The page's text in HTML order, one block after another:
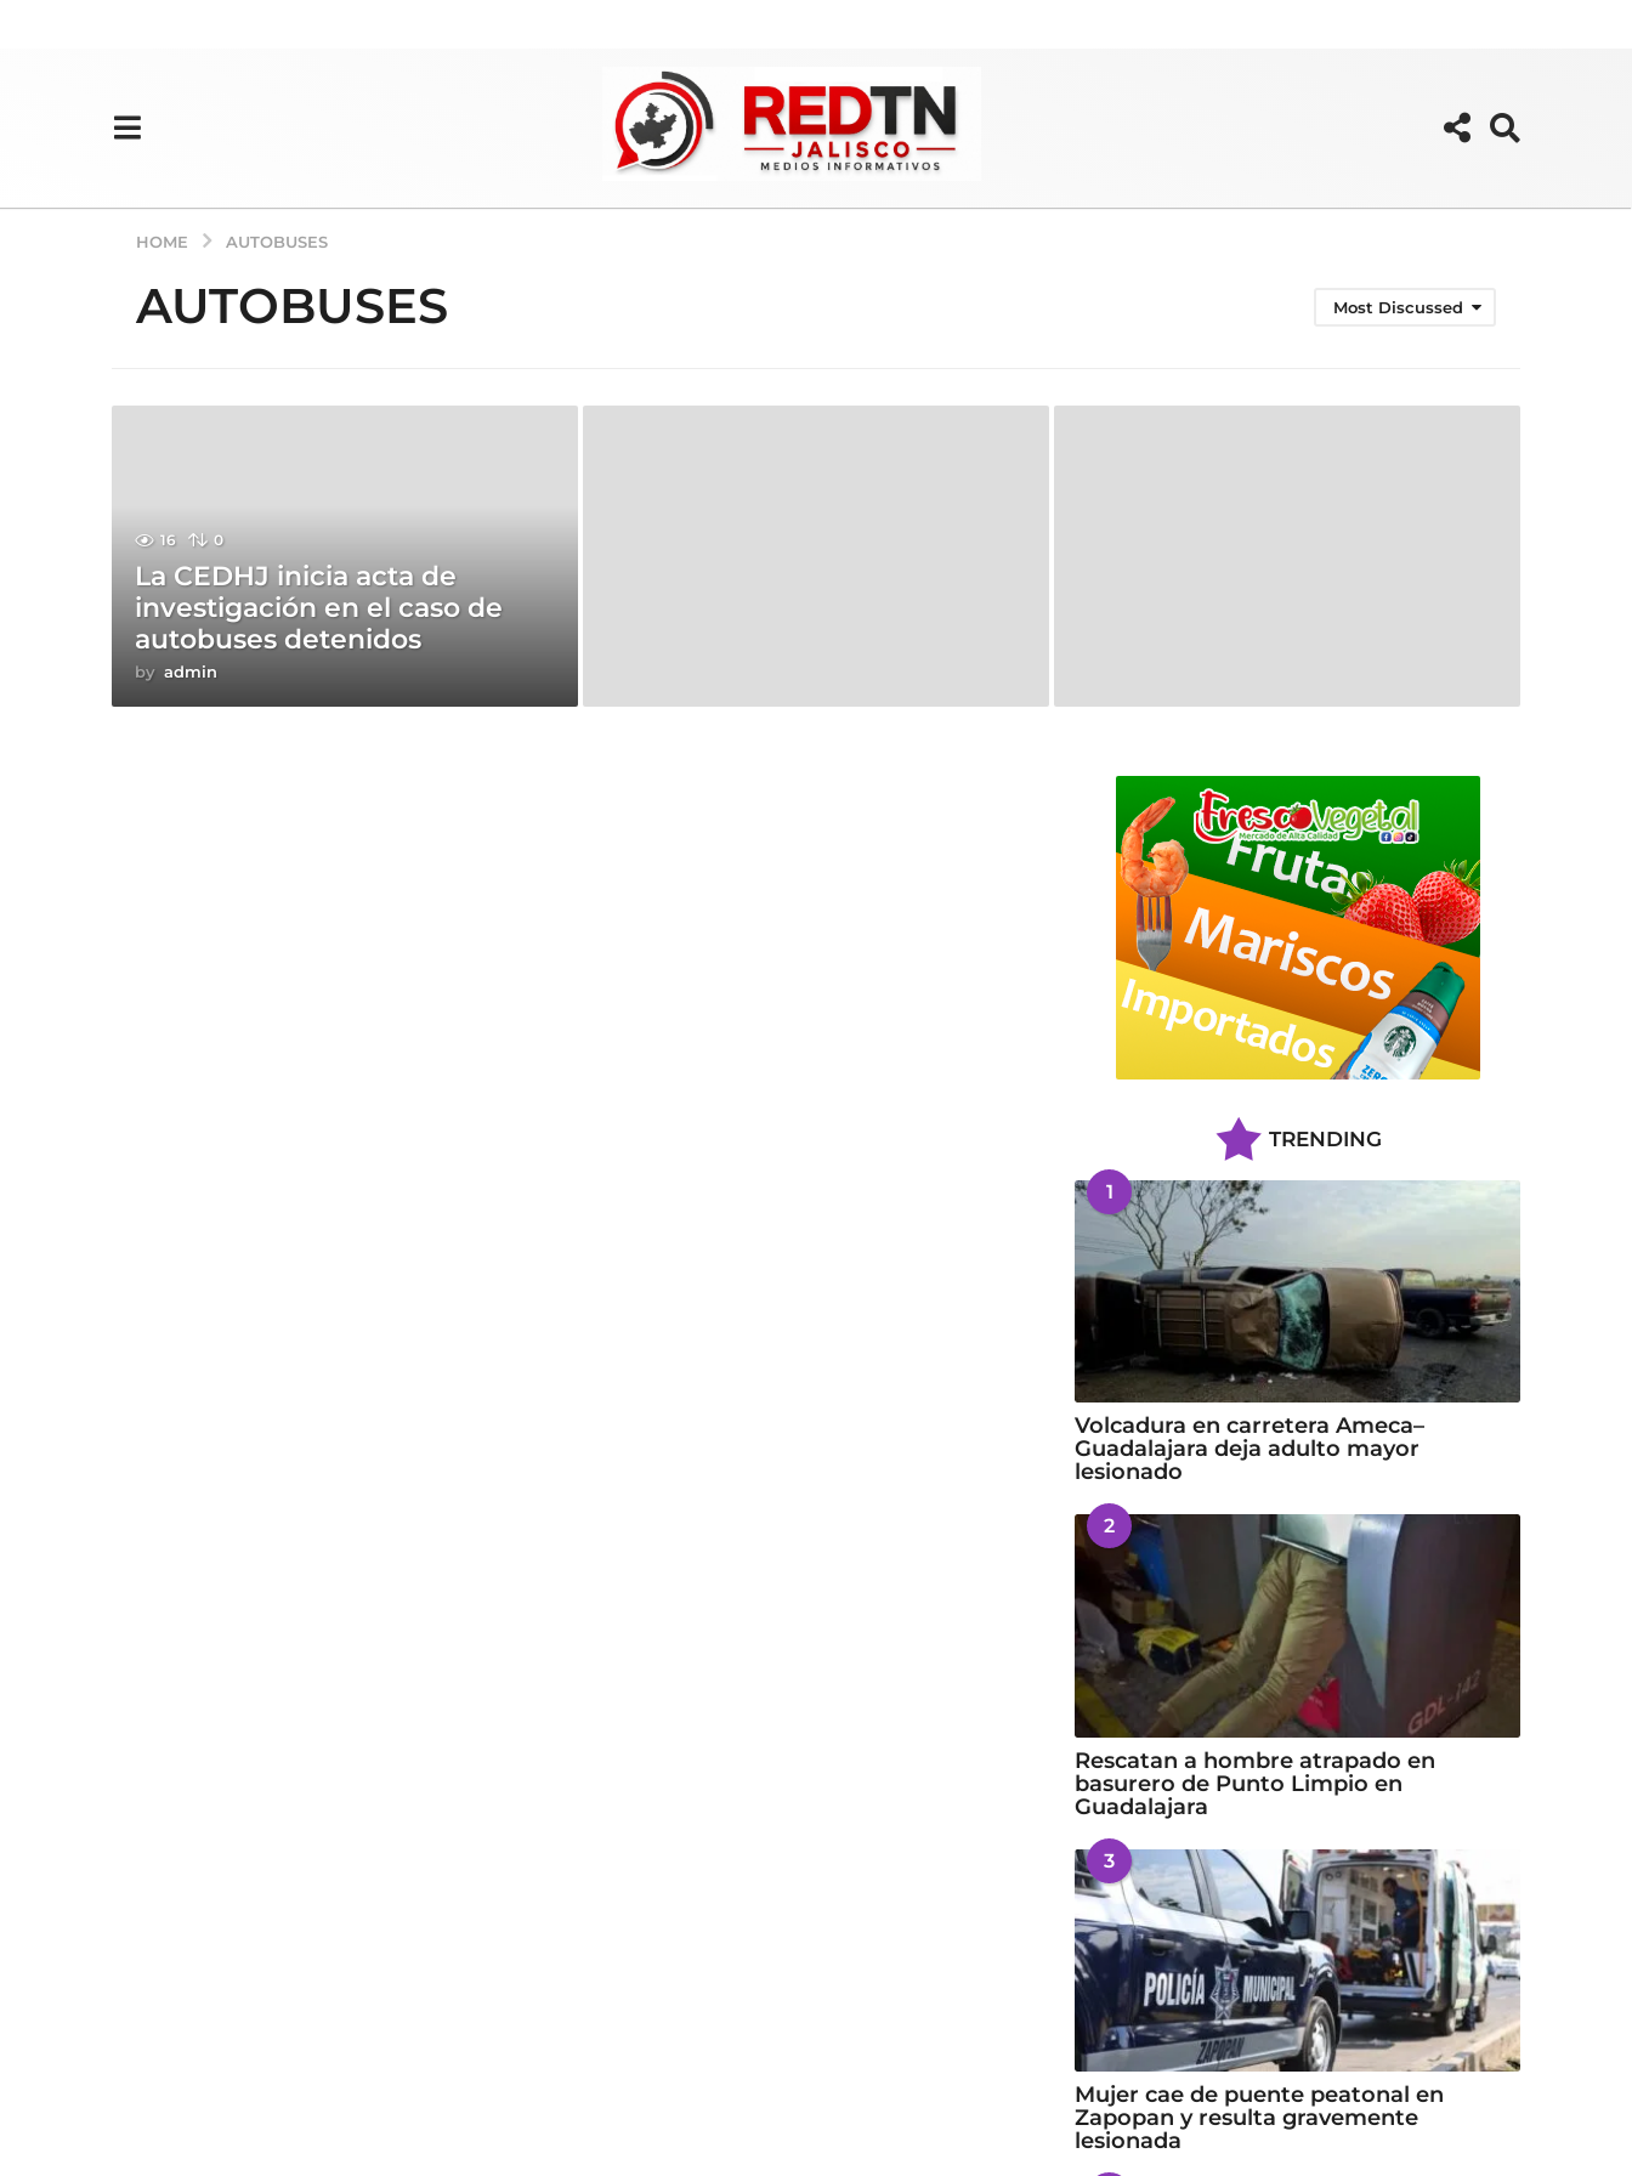
HOME AUTOBUSES
AUTOBUSES Most Discussed
16 0
La CEDHJ inicia acta de
investigación en el caso de
autobuses detenidos
by admin
TRENDING
1
Volcadura en carretera Ameca–
Guadalajara deja adulto mayor
lesionado
2
Rescatan a hombre atrapado en
basurero de Punto Limpio en
Guadalajara
3
Mujer cae de puente peatonal en
Zapopan y resulta gravemente
lesionada